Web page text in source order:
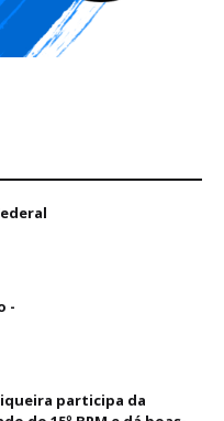
-
participa da